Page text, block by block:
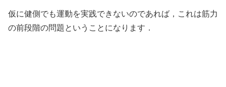
仮に健側でも運動を実践できないのであれば，これは筋力
の前段階の問題ということになります．